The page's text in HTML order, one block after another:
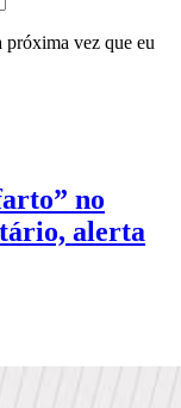
próxima vez que eu
no
alerta